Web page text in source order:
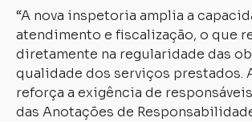
“A nova inspetoria amplia a
atendimento e fiscalização, o que
diretamente na regularidade das
qualidade dos serviços prestados.
reforça a exigência de
das Anotações de